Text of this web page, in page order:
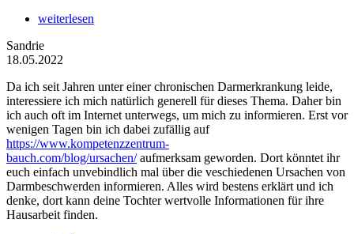
weiterlesen
Sandrie
18.05.2022
Da ich seit Jahren unter einer chronischen Darmerkrankung leide,
interessiere ich mich natürlich generell für dieses Thema. Daher bin
ich auch oft im Internet unterwegs, um mich zu informieren. Erst vor
wenigen Tagen bin ich dabei zufällig auf
https://www.kompetenzzentrum-
bauch.com/blog/ursachen/aufmerksam geworden. Dort könntet ihr
euch einfach unvebindlich mal über die veschiedenen Ursachen von
Darmbeschwerden informieren. Alles wird bestens erklärt und ich
denke, dort kann deine Tochter wertvolle Informationen für ihre
Hausarbeit finden.